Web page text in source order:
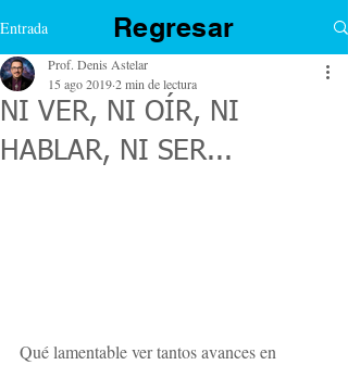
Entrada
NI VER, NI OÍR, NI
HABLAR, NI SER...
Prof. Denis Astelar
15 ago 20192 min de lectura
Qué lamentable ver tantos avances en
Regresar